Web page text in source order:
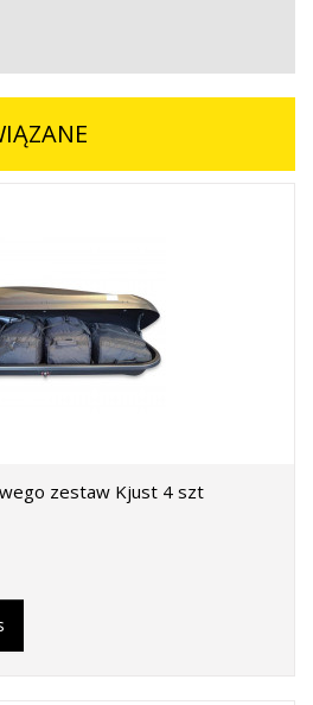
zestaw Kjust 4 szt